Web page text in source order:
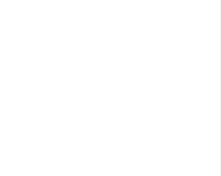
است. کاربران ضمن پذیرش کلیه مسئولیت ناشی
کاربری، همۀ داده پیام های صادره از طریق
جمله ثبت نظرات) و تایید آنها را منتسب به
امکان هرگونه ادعایی نسبت به انکار، تردید
کاربران با ثبت نام در وب­سایت بارجیل، همچنین
خدمات آن، می پذیرند که شرایط و قوانین
مطالعه کرده و آن را با اطلاع کامل از شرایط و